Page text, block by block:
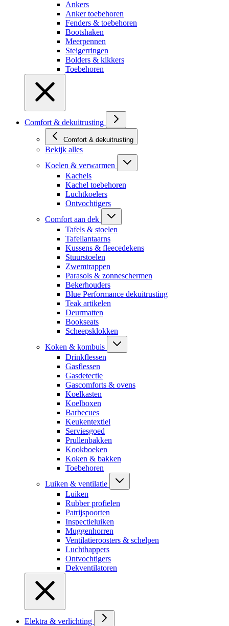
Ankers
Anker toebehoren
Fenders & toebehoren
Bootshaken
Meerpennen
Steigerringen
Bolders & kikkers
Toebehoren
Comfort & dekuitrusting
Comfort & dekuitrusting
Bekijk alles
Koelen & verwarmen
Kachels
Kachel toebehoren
Luchtkoelers
Ontvochtigers
Comfort aan dek
Tafels & stoelen
Tafellantaarns
Kussens & fleecedekens
Stuurstoelen
Zwemtrappen
Parasols & zonneschermen
Bekerhouders
Blue Performance dekuitrusting
Teak artikelen
Deurmatten
Bookseats
Scheepsklokken
Koken & kombuis
Drinkflessen
Gasflessen
Gasdetectie
Gascomforts & ovens
Koelkasten
Koelboxen
Barbecues
Keukentextiel
Serviesgoed
Prullenbakken
Kookboeken
Koken & bakken
Toebehoren
Luiken & ventilatie
Luiken
Rubber profielen
Patrijspoorten
Inspectieluiken
Muggenhorren
Ventilatieroosters & schelpen
Luchthappers
Ontvochtigers
Dekventilatoren
Elektra & verlichting